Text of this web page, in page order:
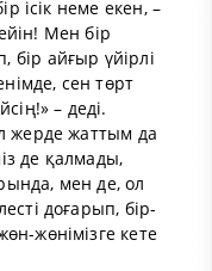
ісік неме екен, –
Мен бір
айғыр үйірлі
сен төрт
– деді.
жерде жаттым да
де қалмады,
мен де, ол
доғарып, бір-
жөнімізге кете